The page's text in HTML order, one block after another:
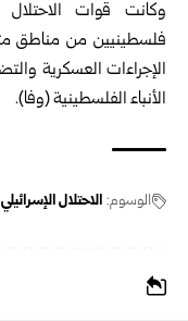
وكانت قوات
فلسطينيين من مناطق
الإجراءات العسكرية
الأنباء الفلسطينية (وفا).
الوسوم: الاحتلال الإسرائيلي